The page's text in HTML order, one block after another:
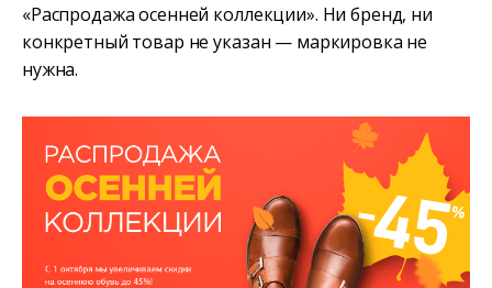
«Распродажа осенней коллекции». Ни бренд, ни
конкретный товар не указан — маркировка не
нужна.